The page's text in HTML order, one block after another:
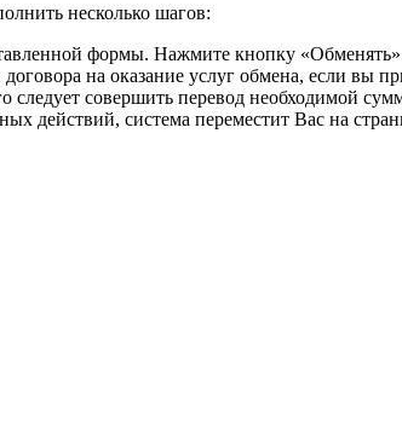
несколько шагов:
формы. Нажмите кнопку
на оказание услуг обмена, если вы
следует совершить перевод необходимой
действий, система переместит Вас на